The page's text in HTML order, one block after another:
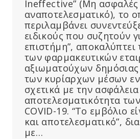
Ineffective” (Μη ασφαλές
αναποτελεσματικό), το
περιλαμβάνει
ειδικούς που συζητούν
επιστήμη”,
των φαρμακευτικών
αξιωματούχων δημόσιας
των κυρίαρχων μέσων
σχετικά με την
αποτελεσματικότητα
COVID-19. “Το εμβόλιο
και αποτελεσματικό”,
με…